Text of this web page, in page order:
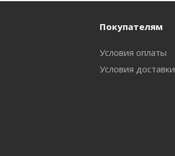
Покупателям
Условия оплаты
Условия доставки